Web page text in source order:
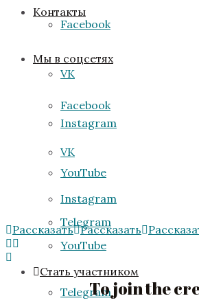
Facebook
VK
Instagram
YouTube
Telegram
Стать участником
Контакты
Мы в соцсетях
Facebook
VK
Instagram
YouTube
Telegram
Рассказать Рассказать
To join the